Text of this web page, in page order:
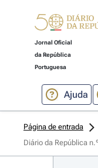
Jornal Oficial
da República
Portuguesa
Ajuda
Página de entrada
Diário da República